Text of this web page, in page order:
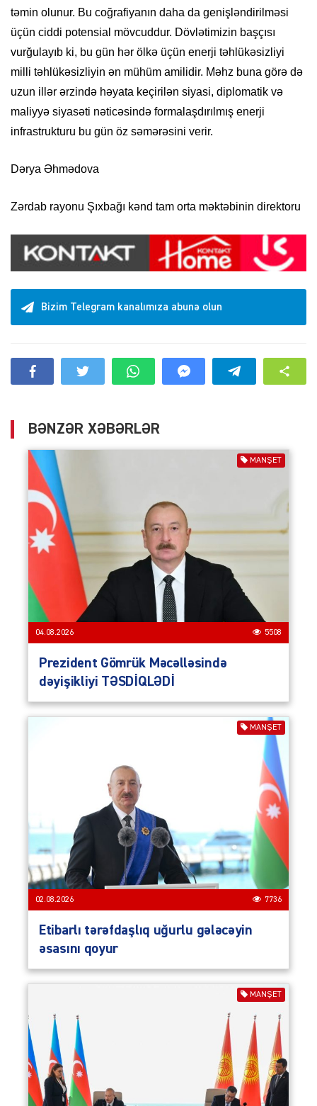
təmin olunur. Bu coğrafiyanın daha da genişləndirilməsi
üçün ciddi potensial mövcuddur. Dövlətimizin başçısı
vurğulayıb ki, bu gün hər ölkə üçün enerji təhlükəsizliyi
milli təhlükəsizliyin ən mühüm amilidir. Məhz buna görə də
uzun illər ərzində həyata keçirilən siyasi, diplomatik və
maliyyə siyasəti nəticəsində formalaşdırılmış enerji
infrastrukturu bu gün öz səmərəsini verir.
Dərya Əhmədova
Zərdab rayonu Şıxbağı kənd tam orta məktəbinin direktoru
Bizim Telegram kanalımıza abunə olun
BƏNZƏR XƏBƏRLƏR
MANŞET
04.08.2026 5508
Prezident Gömrük Məcəlləsində
dəyişikliyi TƏSDİQLƏDİ
MANŞET
02.08.2026 7736
Etibarlı tərəfdaşlıq uğurlu gələcəyin
əsasını qoyur
MANŞET